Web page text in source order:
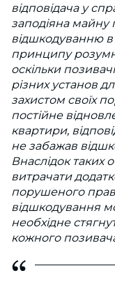
відповідача у
заподіяна майну
відшкодуванню
принципу
оскільки
різних установ
захистом своїх
постійне
квартири,
не забажав
Внаслідок таких
витрачати
порушеного
відшкодування
необхідне
кожного